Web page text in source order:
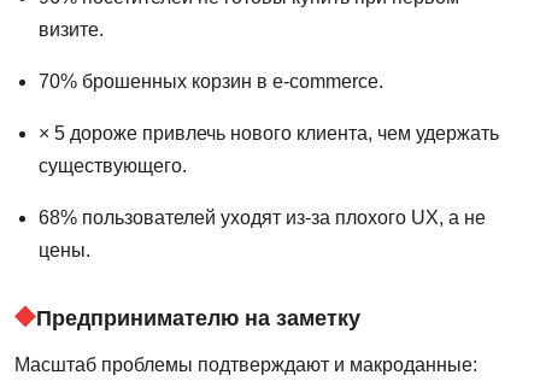
визите.
70% брошенных корзин в e-commerce.
× 5 дороже привлечь нового клиента, чем удержать
существующего.
68% пользователей уходят из-за плохого UX, а не
цены.
Предпринимателю на заметку
Масштаб проблемы подтверждают и макроданные: